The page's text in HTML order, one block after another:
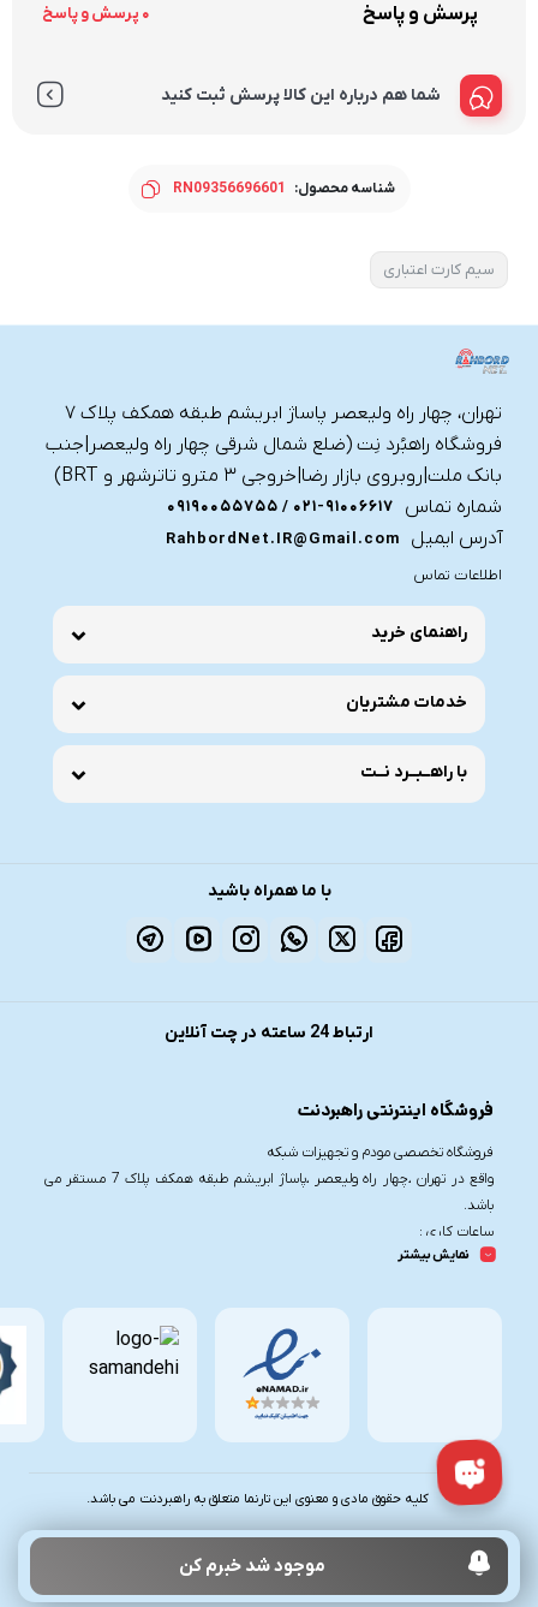
موجود شد خبرم کن
پرسش و پاسخ 0 پرسش و پاسخ
شما هم درباره این کالا پرسش ثبت کنید
شناسه محصول: RN09356696601
سیم کارت اعتباری
تهران، چهار راه ولیعصر پاساژ ابریشم طبقه همکف پلاک ۷
فروشگاه راهبُرد نِت (ضلع شمال شرقی چهار راه ولیعصر|جنب
بانک ملت|روبروی بازار رضا|خروجی ۳ مترو تاترشهر و BRT)‎‎
شماره تماس
021-91006617 / 09190055755
آدرس ایمیل
RahbordNet.IR@Gmail.com
اطلاعات تماس
راهنمای خرید
خدمات مشتریان
با راهــبــرد نــت
با ما همراه باشید
ارتباط 24 ساعته در چت آنلاین
فروشگاه اینترنتی راهبردنت
فروشگاه تخصصی مودم و تجهیزات شبکه
واقع در تهران ،چهار راه ولیعصر ،پاساژ ابریشم طبقه همکف پلاک 7 مستقر می
باشد.
ساعات کاری :
شنبه تا چهارشنبه از ساعت 9.30 تا 20
تلفن تماس :
نمایش بیشتر
کلیه حقوق مادی و معنوی این تارنما متعلق به راهبردنت می باشد.